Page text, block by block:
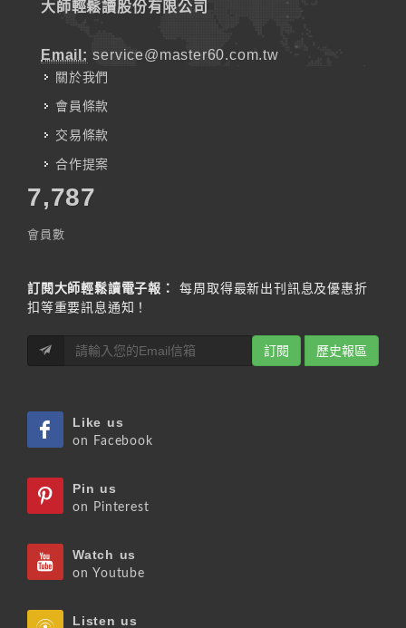
大師輕鬆讀股份有限公司
Email: service@master60.com.tw
關於我們
會員條款
交易條款
合作提案
7,787
會員數
訂閱大師輕鬆讀電子報：
每周取得最新出刊訊息及優惠折
扣等重要訊息通知！
訂閱 歷史報區
Like us
on Facebook
Pin us
on Pinterest
Watch us
on Youtube
Listen us